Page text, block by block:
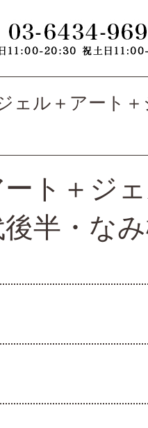
ェル＋アート
ト＋ジ
後半・な